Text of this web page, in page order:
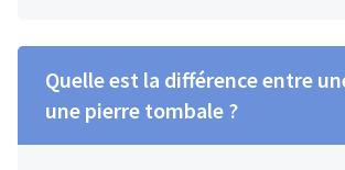
Quelle est la différence entre
une pierre tombale ?